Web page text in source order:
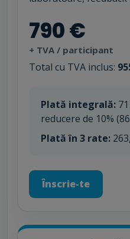
790 €
+ TVA / participant
Total cu TVA inclus:
Plată integrală:
reducere de 10%
Plată în 3 rate:
Înscrie-te